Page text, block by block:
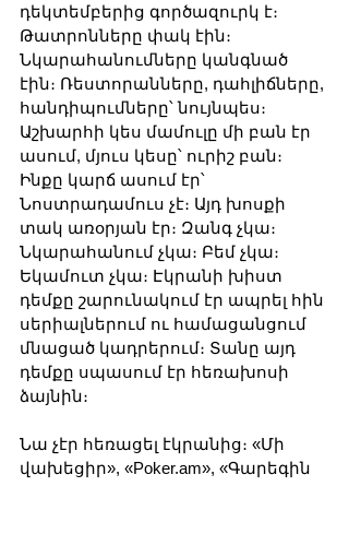
դեկտեմբերից գործազուրկ է։
Թատրոնները փակ էին։
Նկարահանումները կանգնած
էին։ Ռեստորանները, դահլիճները,
հանդիպումները՝ նույնպես։
Աշխարհի կես մամուլը մի բան էր
ասում, մյուս կեսը՝ ուրիշ բան։
Ինքը կարճ ասում էր՝
Նոստրադամուս չէ։ Այդ խոսքի
տակ առօրյան էր։ Զանգ չկա։
Նկարահանում չկա։ Բեմ չկա։
Եկամուտ չկա։ Էկրանի խիստ
դեմքը շարունակում էր ապրել հին
սերիալներում ու համացանցում
մնացած կադրերում։ Տանը այդ
դեմքը սպասում էր հեռախոսի
ձայնին։
Նա չէր հեռացել էկրանից։ «Մի
վախեցիր», «Poker.am», «Գարեգին